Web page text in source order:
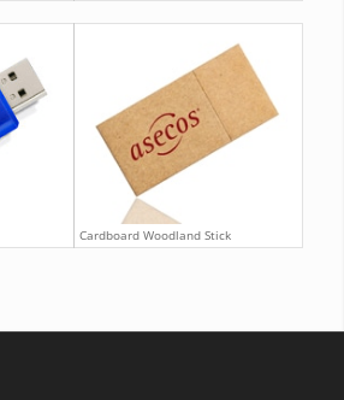
Cardboard Woodland Stick